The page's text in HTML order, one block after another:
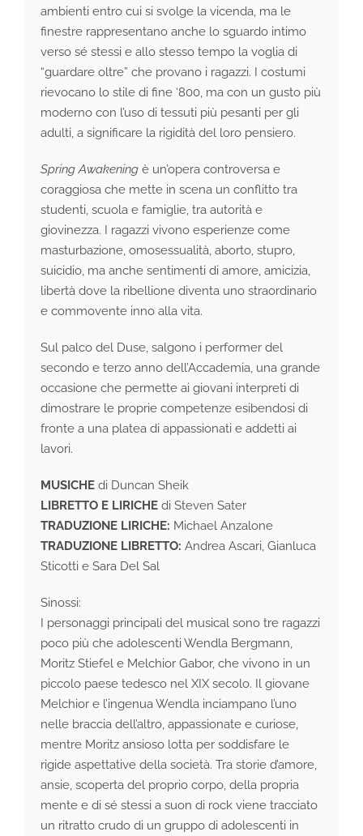
ambienti entro cui si svolge la vicenda, ma le
finestre rappresentano anche lo sguardo intimo
verso sé stessi e allo stesso tempo la voglia di
“guardare oltre” che provano i ragazzi. I costumi
rievocano lo stile di fine ‘800, ma con un gusto più
moderno con l’uso di tessuti più pesanti per gli
adulti, a significare la rigidità del loro pensiero.
Spring Awakening è un’opera controversa e
coraggiosa che mette in scena un conflitto tra
studenti, scuola e famiglie, tra autorità e
giovinezza. I ragazzi vivono esperienze come
masturbazione, omosessualità, aborto, stupro,
suicidio, ma anche sentimenti di amore, amicizia,
libertà dove la ribellione diventa uno straordinario
e commovente inno alla vita.
Sul palco del Duse, salgono i performer del
secondo e terzo anno dell’Accademia, una grande
occasione che permette ai giovani interpreti di
dimostrare le proprie competenze esibendosi di
fronte a una platea di appassionati e addetti ai
lavori.
MUSICHE di Duncan Sheik
LIBRETTO E LIRICHE di Steven Sater
TRADUZIONE LIRICHE: Michael Anzalone
TRADUZIONE LIBRETTO: Andrea Ascari, Gianluca
Sticotti e Sara Del Sal
Sinossi:
I personaggi principali del musical sono tre ragazzi
poco più che adolescenti Wendla Bergmann,
Moritz Stiefel e Melchior Gabor, che vivono in un
piccolo paese tedesco nel XIX secolo. Il giovane
Melchior e l’ingenua Wendla inciampano l’uno
nelle braccia dell’altro, appassionate e curiose,
mentre Moritz ansioso lotta per soddisfare le
rigide aspettative della società. Tra storie d’amore,
ansie, scoperta del proprio corpo, della propria
mente e di sé stessi a suon di rock viene tracciato
un ritratto crudo di un gruppo di adolescenti in